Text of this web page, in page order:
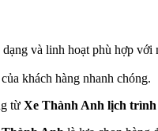
và linh hoạt phù hợp với
khách hàng nhanh chóng.
từ Xe Thành Anh lịch trình